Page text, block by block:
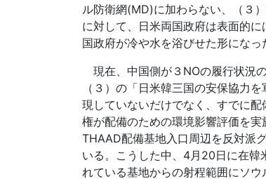
ル防衛網(MD)に加わらない、（３
に対して、日米両国政府は表面的
国政府が冷や水を浴びせた形になっ
現在、中国側が３NOの履行状況
（３）の「日米韓三国の安保協力
現していないだけでなく、すでに
権が配備のための環境影響評価を
THAAD配備基地入口周辺を反対派
いる。こうした中、4月20日に在韓
れている基地からの射程範囲にソ